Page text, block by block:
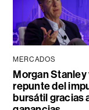
MERCADOS
Morgan Stanley
repunte del
bursátil gracias